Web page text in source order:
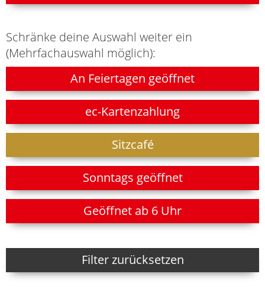
Schränke deine Auswahl weiter ein
(Mehrfachauswahl möglich):
An Feiertagen geöffnet
ec-Kartenzahlung
Sitzcafé
Sonntags geöffnet
Geöffnet ab 6 Uhr
Filter zurücksetzen